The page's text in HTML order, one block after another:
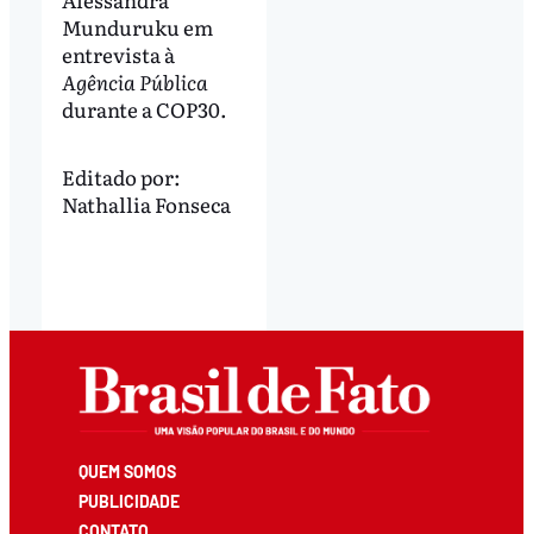
Munduruku em
entrevista à
Agência Pública
durante a COP30.
Editado por:
Nathallia Fonseca
QUEM SOMOS
PUBLICIDADE